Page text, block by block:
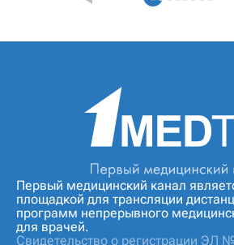
Первый медицинский канал
площадкой для трансляции
программ непрерывного
для врачей.
Свидетельство о регистрации ЭЛ